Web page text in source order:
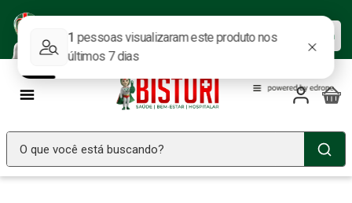
ofertas.
Baixar agora
O que você está buscando?